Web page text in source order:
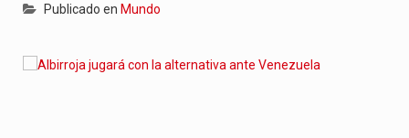
Publicado en Mundo